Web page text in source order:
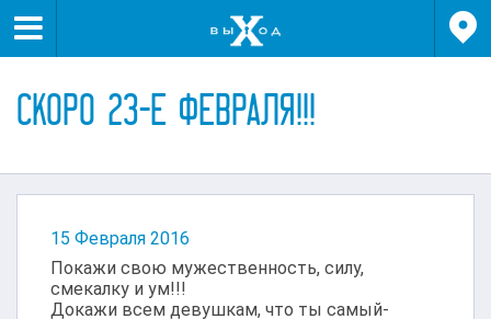
 
СКОРО 23-Е ФЕВРАЛЯ!!!
15 Февраля 2016
Покажи свою мужественность, силу,
смекалку и ум!!!
Докажи всем девушкам, что ты самый-